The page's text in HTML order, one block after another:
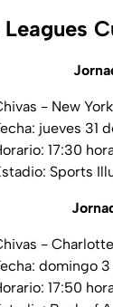
- New
jueves 31
17:30
Sports
-
domingo
17:50